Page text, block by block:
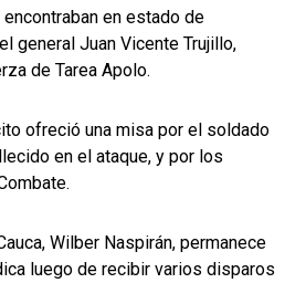
en estado de
general Juan Vicente Trujillo,
de Tarea Apolo.
ofreció una misa por el soldado
en el ataque, y por los
Wilber Naspirán, permanece
luego de recibir varios disparos